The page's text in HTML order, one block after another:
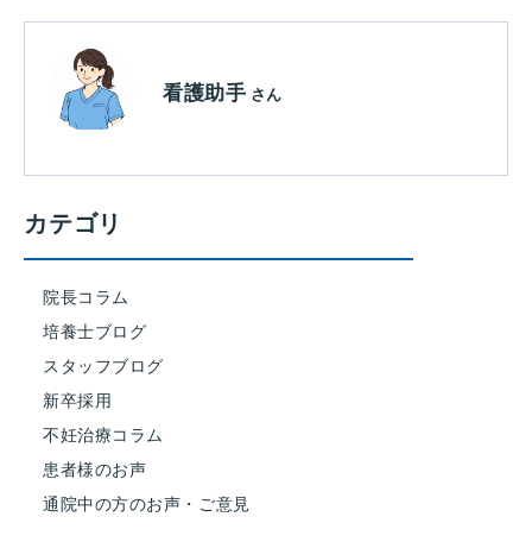
看護助手 さん
カテゴリ
院長コラム
培養士ブログ
スタッフブログ
新卒採用
不妊治療コラム
患者様のお声
通院中の方のお声・ご意見